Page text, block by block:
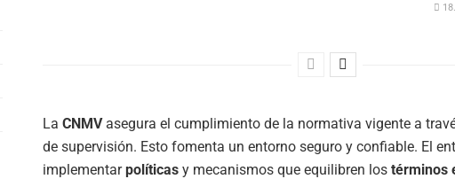
La CNMVasegura el cumplimiento de la normativa vigente a
de supervisión. Esto fomenta un entorno seguro y confiable. El
implementarpolíticas y mecanismos que equilibren los términos